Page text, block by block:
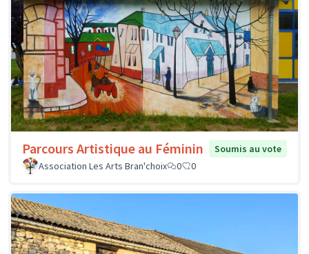
Parcours Artistique au Féminin
Soumis au vote
Association Les Arts Bran'choix
0 0